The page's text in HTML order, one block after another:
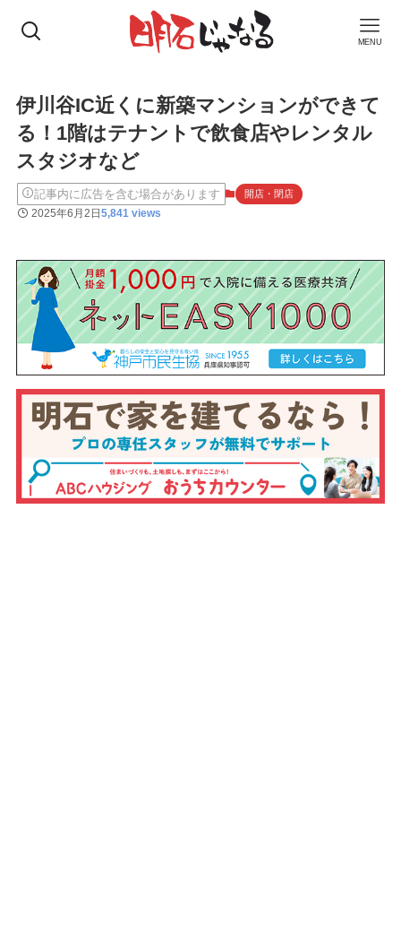
MENU
伊川谷IC近くに新築マンションができて
る！1階はテナントで飲食店やレンタル
スタジオなど
記事内に広告を含む場合があります 開店・閉店
2025年6月2日5,841 views